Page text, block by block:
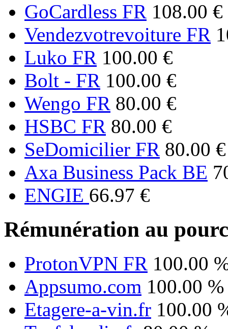
GoCardless FR 108.00 €
Vendezvotrevoiture FR
Luko FR 100.00 €
Bolt - FR 100.00 €
Wengo FR 80.00 €
HSBC FR 80.00 €
SeDomicilier FR 80.00 €
Axa Business Pack BE
ENGIE 66.97 €
Rémunération au
ProtonVPN FR 100.00
Appsumo.com 100.00 %
Etagere-a-vin.fr 100.00